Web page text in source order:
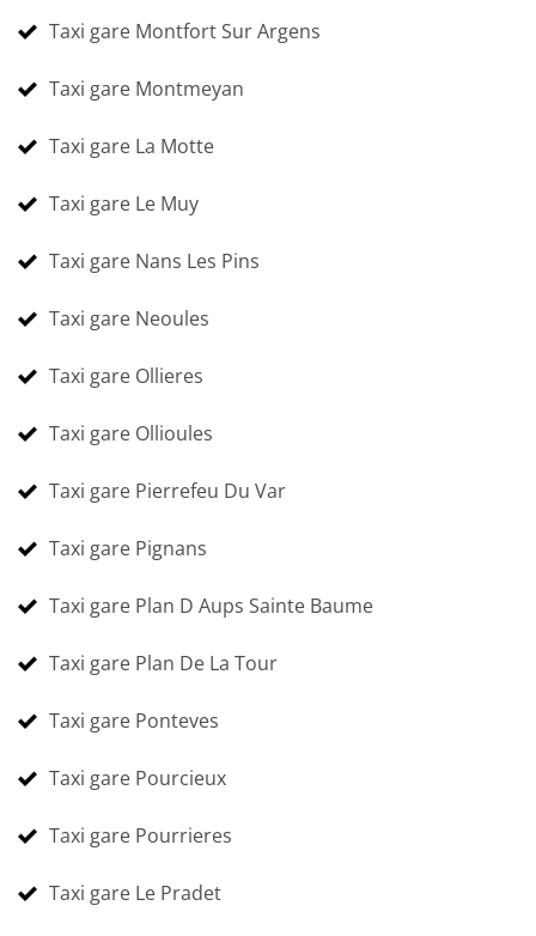
Taxi gare Montfort Sur Argens
Taxi gare Montmeyan
Taxi gare La Motte
Taxi gare Le Muy
Taxi gare Nans Les Pins
Taxi gare Neoules
Taxi gare Ollieres
Taxi gare Ollioules
Taxi gare Pierrefeu Du Var
Taxi gare Pignans
Taxi gare Plan D Aups Sainte Baume
Taxi gare Plan De La Tour
Taxi gare Ponteves
Taxi gare Pourcieux
Taxi gare Pourrieres
Taxi gare Le Pradet